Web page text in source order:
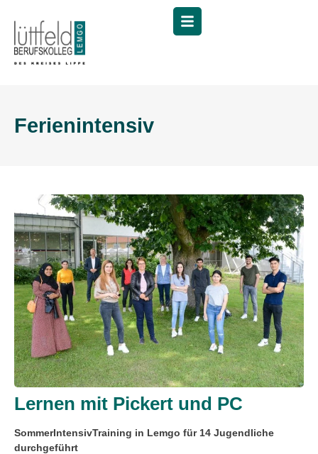
Menü
Ferienintensiv
Lernen mit Pickert und PC
SommerIntensivTraining in Lemgo für 14 Jugendliche
durchgeführt